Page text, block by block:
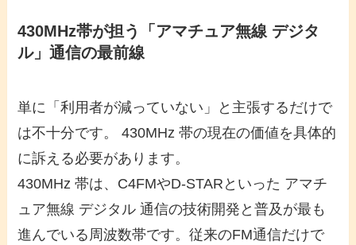
430MHz帯が担う「アマチュア無線 デジタ
ル」通信の最前線
単に「利用者が減っていない」と主張するだけで
は不十分です。 430MHz 帯の現在の価値を具体的
に訴える必要があります。
430MHz 帯は、C4FMやD-STARといった アマチ
ュア無線 デジタル 通信の技術開発と普及が最も
進んでいる周波数帯です。従来のFM通信だけで